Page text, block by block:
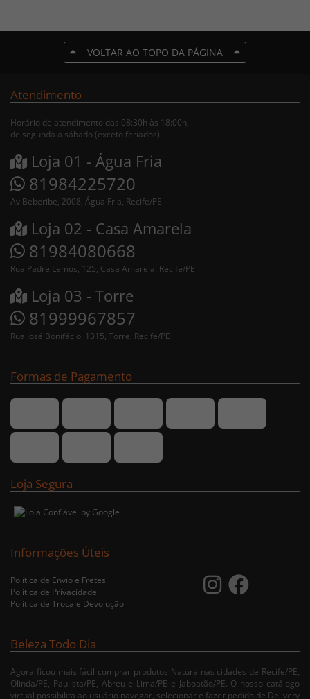
VOLTAR AO TOPO DA PÁGINA
Atendimento
Horário de atendimento das 08:30h às 18:00h,
de segunda a sábado (exceto feriados).
Loja 01 - Água Fria
81984225720
Av Beberibe, 2008, Água Fria, Recife/PE
Loja 02 - Casa Amarela
81984080668
Rua Padre Lemos, 125, Casa Amarela, Recife/PE
Loja 03 - Torre
81999967857
Rua José Bonifácio, 1315, Torre, Recife/PE
Formas de Pagamento
Loja Segura
Informações Úteis
Política de Envio e Fretes
Política de Privacidade
Política de Troca e Devolução
Beleza Todo Dia
Agora ficou mais fácil comprar produtos Natura nas cidades de Recife/PE,
Olinda/PE, Paulista/PE, Abreu e Lima/PE e Jaboatão/PE. O nosso catálogo
virtual possibilita ao usuário navegar, selecionar e fazer pedido de Delivery